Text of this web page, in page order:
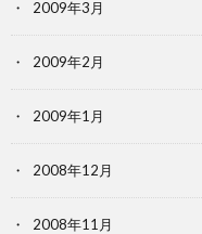
2009年3月
2009年2月
2009年1月
2008年12月
2008年11月